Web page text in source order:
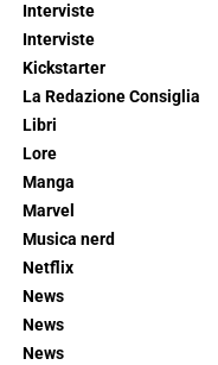
Interviste
Interviste
Kickstarter
La Redazione Consiglia
Libri
Lore
Manga
Marvel
Musica nerd
Netflix
News
News
News